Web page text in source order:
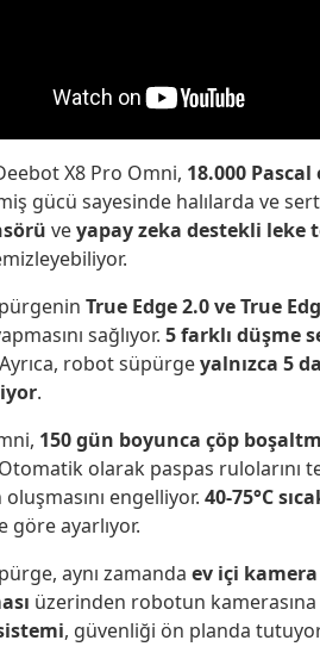
X8 Pro Omni, 18.000
gücü sayesinde halılarda ve
veyapay zeka destekli leke
True Edge 2.0 ve True
sağlıyor. 5 farklı düşme
robot süpürgeyalnızca 5
.
150 gün boyunca çöp
olarak paspas rulolarını
engelliyor. 40-75°C
göre ayarlıyor.
aynı zamanda ev içi kamera
üzerinden robotun
, güvenliği ön planda